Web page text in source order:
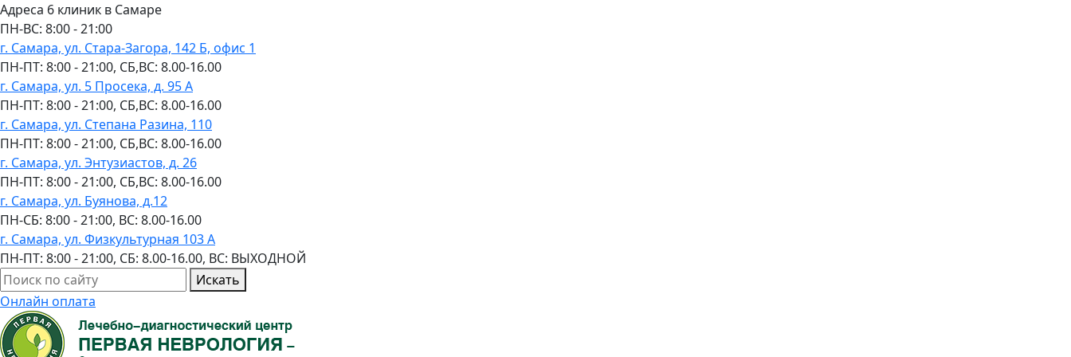
Адреса 6 клиник в Самаре
ПН-ВC: 8:00 - 21:00
г. Самара, ул. Стара-Загора, 142 Б, офис 1
ПН-ПТ: 8:00 - 21:00, СБ,ВС: 8.00-16.00
г. Самара, ул. 5 Просека, д. 95 А
ПН-ПТ: 8:00 - 21:00, СБ,ВС: 8.00-16.00
г. Самара, ул. Степана Разина, 110
ПН-ПТ: 8:00 - 21:00, СБ,ВС: 8.00-16.00
г. Самара, ул. Энтузиастов, д. 26
ПН-ПТ: 8:00 - 21:00, СБ,ВС: 8.00-16.00
г. Самара, ул. Буянова, д.12
ПН-СБ: 8:00 - 21:00, ВС: 8.00-16.00
г. Самара, ул. Физкультурная 103 А
ПН-ПТ: 8:00 - 21:00, СБ: 8.00-16.00, ВС: ВЫХОДНОЙ
Искать
Онлайн оплата